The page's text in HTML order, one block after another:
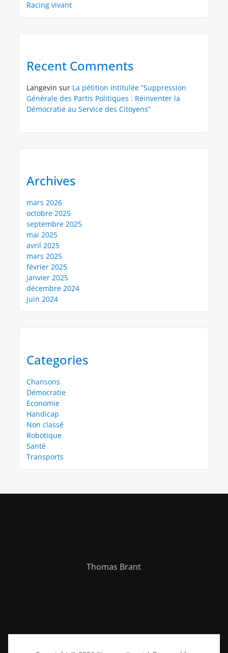
Racing vivant
Recent Comments
Langevin sur La pétition intitulée “Suppression
Générale des Partis Politiques : Réinventer la
Démocratie au Service des Citoyens”
Archives
mars 2026
octobre 2025
septembre 2025
mai 2025
avril 2025
mars 2025
février 2025
janvier 2025
décembre 2024
juin 2024
Categories
Chansons
Démocratie
Economie
Handicap
Non classé
Robotique
Santé
Transports
Thomas Brant